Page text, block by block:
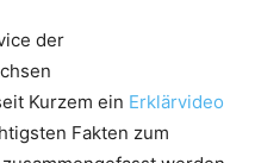
der
Kurzem ein Erklärvideo
Fakten zum